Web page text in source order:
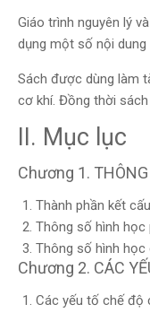
Giáo trình nguyên lý
dụng một số nội
Sách được dùng làm
cơ khí. Đồng thời
II. Mục lục
Chương 1.
Thành phần kết
Thông số hình học
Thông số hình
Chương 2. CÁC
Các yếu tố chế độ